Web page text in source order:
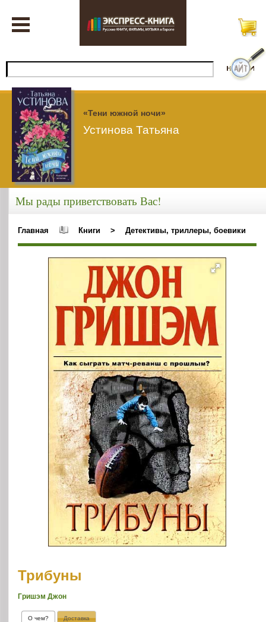
«Тени южной ночи»
Устинова Татьяна
Мы рады приветствовать Вас!
Главная Книги > Детективы, триллеры, боевики
Трибуны
Гришэм Джон
О чем? Доставка